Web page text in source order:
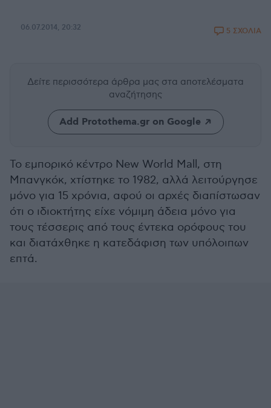
06.07.2014, 20:32 5 ΣΧΟΛΙΑ
Δείτε περισσότερα άρθρα μας στα αποτελέσματα
αναζήτησης
Add Protothema.gr on Google
Το εμπορικό κέντρο New World Mall, στη
Μπανγκόκ, χτίστηκε το 1982, αλλά λειτούργησε
μόνο για 15 χρόνια, αφού οι αρχές διαπίστωσαν
ότι ο ιδιοκτήτης είχε νόμιμη άδεια μόνο για
τους τέσσερις από τους έντεκα ορόφους του
και διατάχθηκε η κατεδάφιση των υπόλοιπων
επτά.